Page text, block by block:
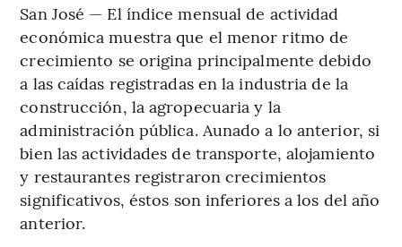
San José — El índice mensual de actividad
económica muestra que el menor ritmo de
crecimiento se origina principalmente debido
a las caídas registradas en la industria de la
construcción, la agropecuaria y la
administración pública. Aunado a lo anterior, si
bien las actividades de transporte, alojamiento
y restaurantes registraron crecimientos
significativos, éstos son inferiores a los del año
anterior.